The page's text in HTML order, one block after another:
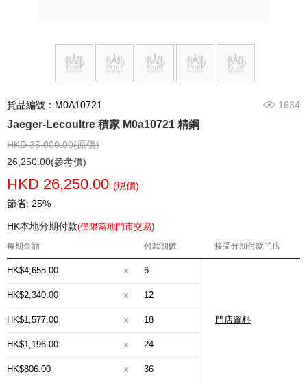
貨品編號：M0A10721 1634
Jaeger-Lecoultre 積家 M0a10721 精鋼
HKD 35,000.00(原價)
26,250.00(參考價)
HKD 26,250.00 (現價)
節省: 25%
HK本地分期付款(僅限當地門市交易)
每期金額 付款期數 接受分期付款門店
HK$4,655.00 x 6
門店資料
HK$2,340.00 x 12
HK$1,577.00 x 18
HK$1,196.00 x 24
HK$806.00 x 36